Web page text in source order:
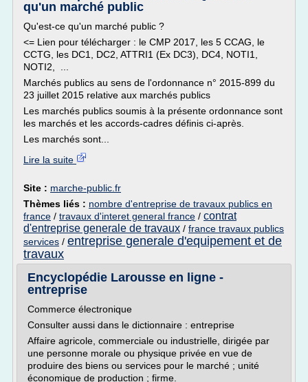
qu'un marché public
Qu'est-ce qu'un marché public ?
<= Lien pour télécharger : le CMP 2017, les 5 CCAG, le
CCTG, les DC1, DC2, ATTRI1 (Ex DC3), DC4, NOTI1,
NOTI2, ...
Marchés publics au sens de l'ordonnance n° 2015-899 du
23 juillet 2015 relative aux marchés publics
Les marchés publics soumis à la présente ordonnance sont
les marchés et les accords-cadres définis ci-après.
Les marchés sont...
Lire la suite
Site : marche-public.fr
Thèmes liés : nombre d'entreprise de travaux publics en
france / travaux d'interet general france / contrat
d'entreprise generale de travaux / france travaux publics
services / entreprise generale d'equipement et de
travaux
Encyclopédie Larousse en ligne -
entreprise
Commerce électronique
Consulter aussi dans le dictionnaire : entreprise
Affaire agricole, commerciale ou industrielle, dirigée par
une personne morale ou physique privée en vue de
produire des biens ou services pour le marché ; unité
économique de production ; firme.